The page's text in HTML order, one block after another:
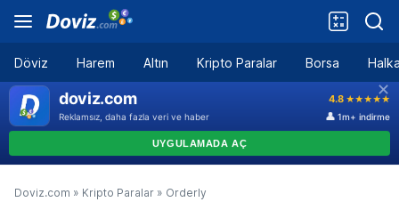
Döviz Harem Altın Kripto Paralar Borsa
Doviz.com » Kripto Paralar » Orderly